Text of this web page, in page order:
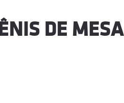
DE MESA